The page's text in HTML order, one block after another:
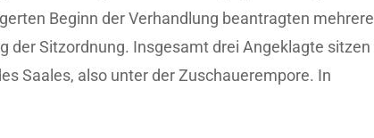
Beginn der Verhandlung beantragten mehrere
der Sitzordnung. Insgesamt drei Angeklagte sitzen
Saales, also unter der Zuschauerempore. In